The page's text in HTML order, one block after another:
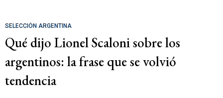
SELECCIÓN ARGENTINA
Qué dijo Lionel Scaloni sobre los
argentinos: la frase que se volvió
tendencia